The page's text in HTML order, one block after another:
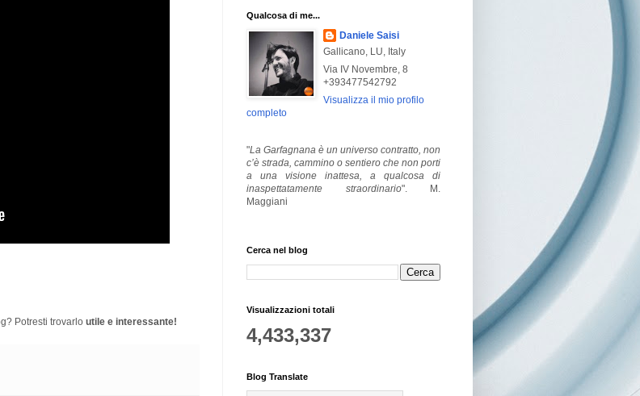
Potresti trovarlo utile e interessante!
Qualcosa di me...
Daniele Saisi
Gallicano, LU, Italy
Via IV Novembre, 8
+393477542792
Visualizza il mio profilo
completo
"La Garfagnana è un universo contratto, non
c’è strada, cammino o sentiero che non porti
a una visione inattesa, a qualcosa di
inaspettatamente straordinario". M.
Maggiani
Cerca nel blog
Visualizzazioni totali
4,433,337
Blog Translate